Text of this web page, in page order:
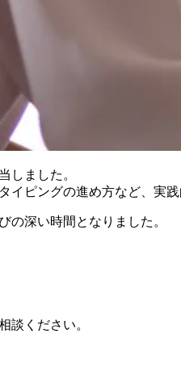
しました。
ピングの進め方など、実
の深い時間となりました。
談ください。